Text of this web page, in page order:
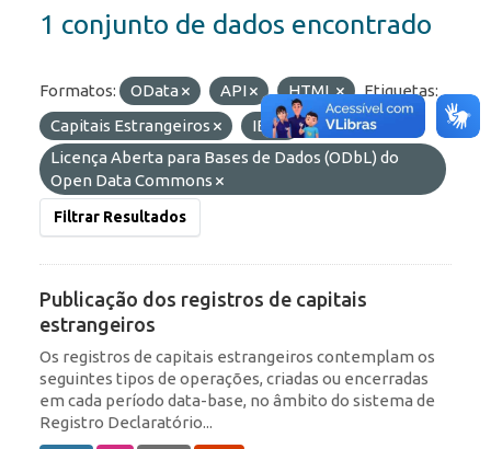
1 conjunto de dados encontrado
Formatos: OData API HTML
Etiquetas:
Capitais Estrangeiros
IED
Licenças:
Licença Aberta para Bases de Dados (ODbL) do
Open Data Commons
Filtrar Resultados
Publicação dos registros de capitais
estrangeiros
Os registros de capitais estrangeiros contemplam os
seguintes tipos de operações, criadas ou encerradas
em cada período data-base, no âmbito do sistema de
Registro Declaratório...